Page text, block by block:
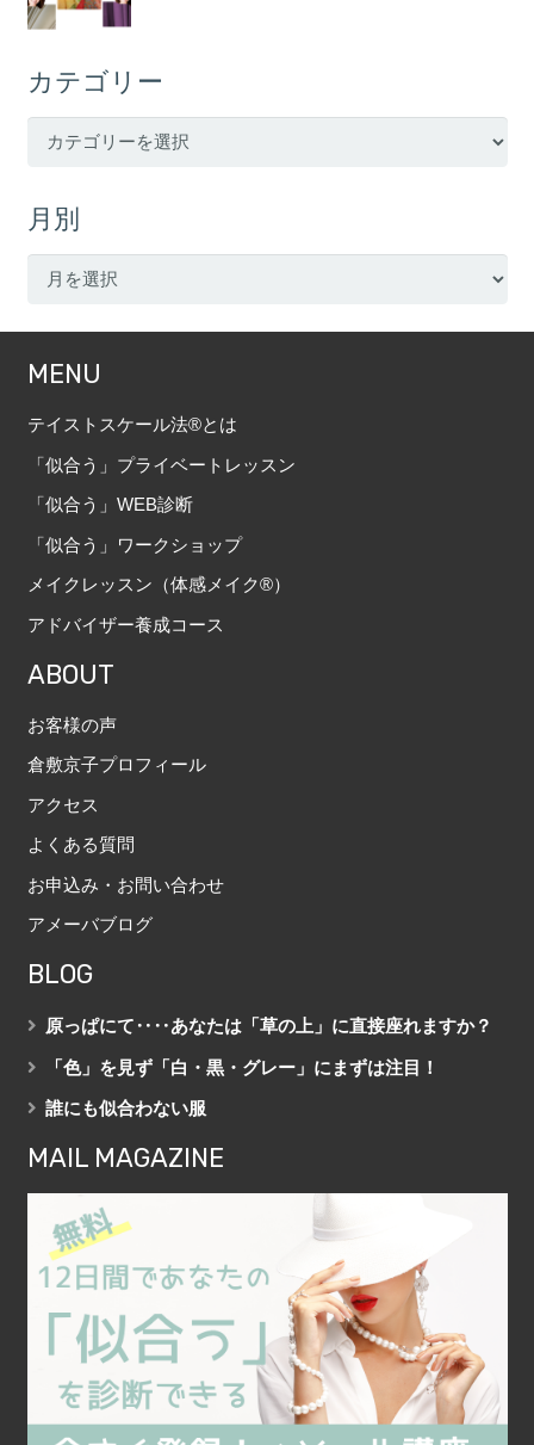
カテゴリー
リ
ー
月別
MENU
テイストスケール法®とは
「似合う」プライベートレッスン
「似合う」WEB診断
「似合う」ワークショップ
メイクレッスン（体感メイク®）
アドバイザー養成コース
ABOUT
お客様の声
倉敷京子プロフィール
アクセス
よくある質問
お申込み・お問い合わせ
アメーバブログ
BLOG
原っぱにて‥‥あなたは「草の上」に直接座れますか？
「色」を見ず「白・黒・グレー」にまずは注目！
誰にも似合わない服
MAIL MAGAZINE